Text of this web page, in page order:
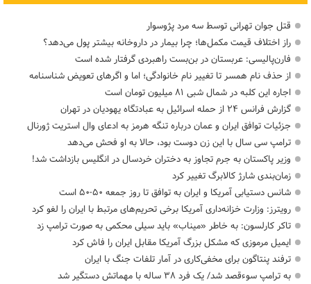
قتل جوان تهرانی توسط سه مرد پژوسوار
راز اختلاف قیمت مکمل‌ها؛ چرا بیمار در داروخانه بیشتر پول می‌دهد؟
فارن‌پالیسی: عربستان در بن‌بست راهبردی گرفتار شده است
از حذف نام همسر تا تغییر نام خانوادگی؛ اما و اگرهای تعویض شناسنامه
اجاره این کلبه در شمال شبی ۸۱ میلیون تومان است
گزارش فرانس ۲۴ از حمله اسرائیل به عبادتگاه یهودیان در تهران
جزئیات توافق ایران و عمان درباره تنگه هرمز به ادعای وال استریت ژورنال
ترامپ سی سال با این زن دوست بود، حالا به او فحش می‌دهد
وزیر پاکستان به جرم تجاوز به دختران خردسال در انگلیس بازداشت شد!
زمان‌بندی شارژ کالابرگ تغییر کرد
شانس دستیابی آمریکا و ایران به توافق تا روز جمعه ۵۰-۵۰ است
رویترز: وزارت خزانه‌داری آمریکا برخی تحریم‌های مرتبط با ایران را لغو کرد
تاکر کارلسون: به خاطر «میناب» باید سیلی محکمی به صورت ترامپ زد
ایمیل مرموزی که مشکل بزرگ آمریکا مقابل ایران را فاش کرد
ترفند پنتاگون برای مخفی‌کاری در آمار تلفات جنگ با ایران
به ترامپ سوءقصد شد/ یک فرد ۳۸ ساله با مهماتش دستگیر شد